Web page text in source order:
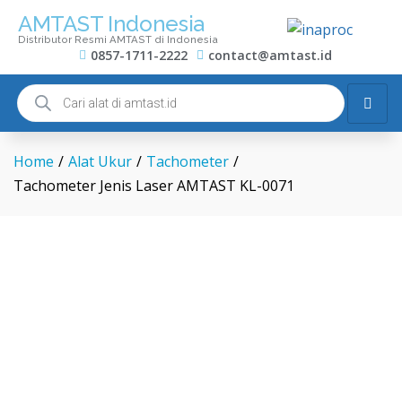
AMTAST Indonesia
Distributor Resmi AMTAST di Indonesia
0857-1711-2222 contact@amtast.id
Home / Alat Ukur / Tachometer /
Tachometer Jenis Laser AMTAST KL-0071